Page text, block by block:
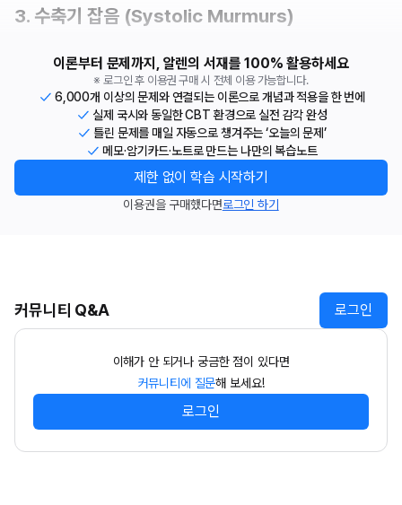
3. 수축기 잡음 (Systolic Murmurs)
이론부터 문제까지, 알렌의 서재를 100% 활용하세요
※ 로그인 후 이용권 구매 시 전체 이용 가능합니다.
6,000개 이상의 문제와 연결되는 이론으로 개념과 적용을 한 번에
실제 국시와 동일한 CBT 환경으로 실전 감각 완성
틀린 문제를 매일 자동으로 챙겨주는 ‘오늘의 문제’
메모·암기카드·노트로 만드는 나만의 복습노트
제한 없이 학습 시작하기
이용권을 구매했다면로그인 하기
커뮤니티 Q&A 로그인
이해가 안 되거나 궁금한 점이 있다면
커뮤니티에 질문해 보세요!
로그인